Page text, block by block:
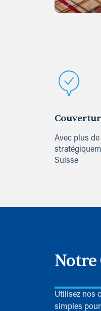
Avec plus
Suisse
Notre
Utilisez nos
simples